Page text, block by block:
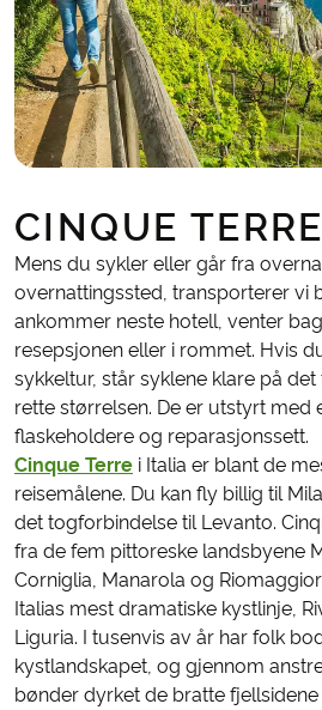
CINQUE TERRE
Mens du sykler eller går fra
overnattingssted, transporterer vi
ankommer neste hotell, venter
resepsjonen eller i rommet. Hvis
sykkeltur, står syklene klare på
rette størrelsen. De er utstyrt med
flaskeholdere og reparasjonssett.
Cinque Terre i Italia er blant de
reisemålene. Du kan fly billig til
det togforbindelse til Levanto.
fra de fem pittoreske landsbyene
Corniglia, Manarola og
Italias mest dramatiske kystlinje,
Liguria. I tusenvis av år har folk
kystlandskapet, og gjennom
bønder dyrket de bratte